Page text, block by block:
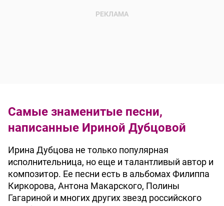
Самые знаменитые песни,
написанные Ириной Дубцовой
Ирина Дубцова не только популярная
исполнительница, но еще и талантливый автор и
композитор. Ее песни есть в альбомах Филиппа
Киркорова, Антона Макарского, Полины
Гагариной и многих других звезд российского